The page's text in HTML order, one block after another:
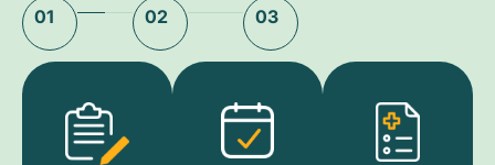
01 02 03